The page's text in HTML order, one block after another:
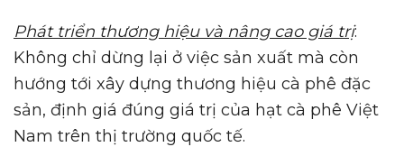
Phát triển thương hiệu và nâng cao giá trị:
Không chỉ dừng lại ở việc sản xuất mà còn
hướng tới xây dựng thương hiệu cà phê đặc
sản, định giá đúng giá trị của hạt cà phê Việt
Nam trên thị trường quốc tế.